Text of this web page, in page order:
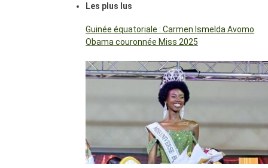
Les plus lus
Guinée équatoriale : Carmen Ismelda Avomo
Obama couronnée Miss 2025